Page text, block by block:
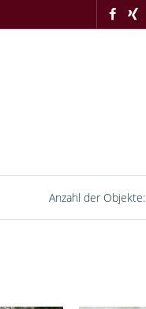
Anzahl der Objekte: